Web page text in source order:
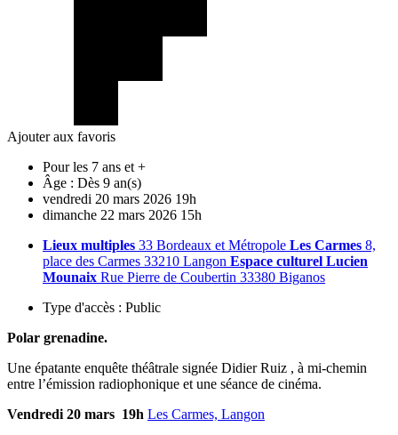
Ajouter aux favoris
Pour les 7 ans et +
Âge : Dès 9 an(s)
vendredi 20 mars 2026 19h
dimanche 22 mars 2026 15h
Lieux multiples 33 Bordeaux et Métropole Les Carmes 8,
place des Carmes 33210 Langon Espace culturel Lucien
Mounaix Rue Pierre de Coubertin 33380 Biganos
Type d'accès : Public
Polar grenadine.
Une épatante enquête théâtrale signée Didier Ruiz , à mi-chemin
entre l’émission radiophonique et une séance de cinéma.
Vendredi 20 mars 19h Les Carmes, Langon